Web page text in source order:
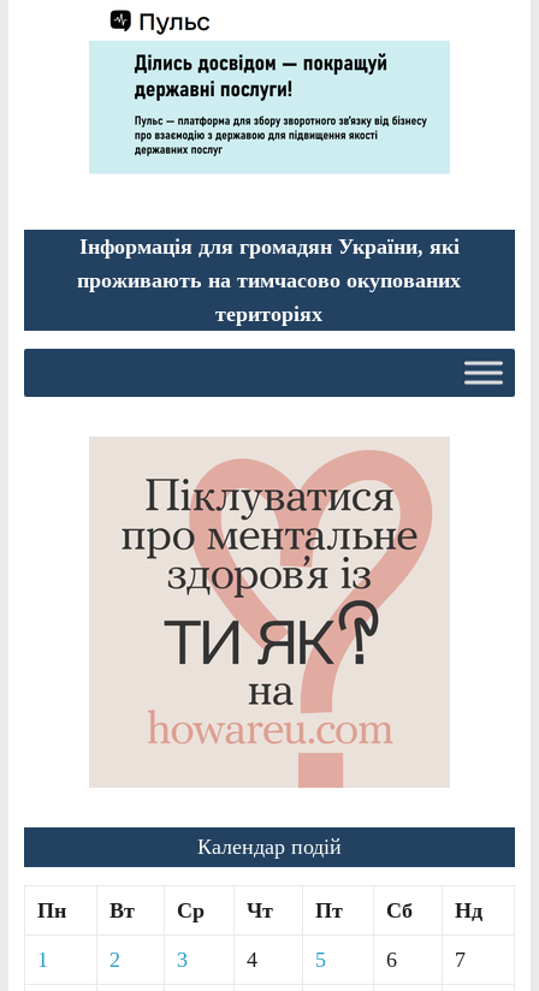
Інформація для громадян України, які
проживають на тимчасово окупованих
територіях
Календар подій
Пн Вт Ср Чт Пт Сб Нд
1 2 3 4 5 6 7